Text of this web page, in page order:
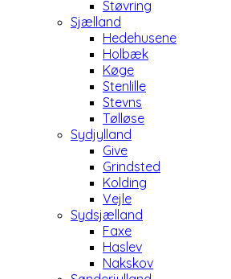
Støvring
Sjælland
Hedehusene
Holbæk
Køge
Stenlille
Stevns
Tølløse
Sydjylland
Give
Grindsted
Kolding
Vejle
Sydsjælland
Faxe
Haslev
Nakskov